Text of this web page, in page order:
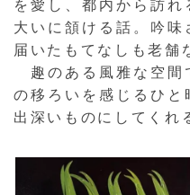
を愛し、都内から訪れ
大いに頷ける話。吟味
届いたもてなしも老舗
趣のある風雅な空間
の移ろいを感じるひと
出深いものにしてくれ